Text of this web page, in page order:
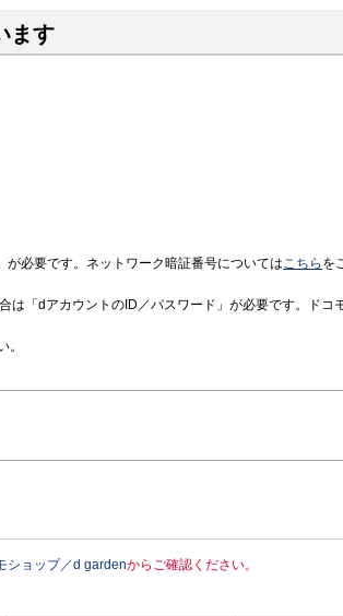
ます
必要です。ネットワーク暗証番号についてはこちら を
は「dアカウントのID／パスワード」が必要です。ドコ
。
ショップ／d gardenからご確認ください。